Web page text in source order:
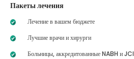
Пакеты лечения
Лечение в вашем бюджете
Лучшие врачи и хирурги
Больницы, аккредитованные NABH и JCI